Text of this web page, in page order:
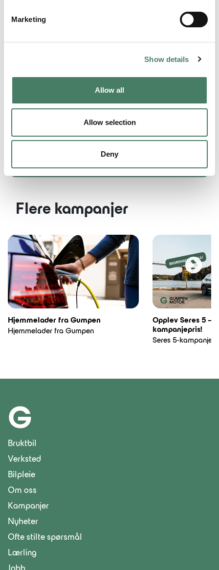
Marketing
Show details
Allow all
Allow selection
Deny
bilen
Du leverer bilen til oss
Pengene settes rett inn på kontoen din
Flere kampanjer
Hjemmelader fra Gumpen
Hjemmelader fra Gumpen
Opplev Seres 5 –
kampanjepris!
Seres 5-kampanje!
G
Bruktbil
Verksted
Bilpleie
Om oss
Kampanjer
Nyheter
Ofte stilte spørsmål
Lærling